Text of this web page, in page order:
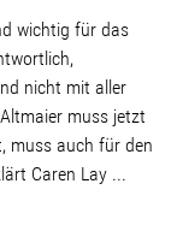
wichtig für das
nicht mit aller
muss jetzt
muss auch für den
Caren Lay ...